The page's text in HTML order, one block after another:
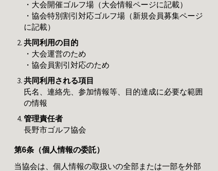
・大会開催ゴルフ場（大会情報ページに記載）
・協会特別割引対応ゴルフ場（新規会員募集ページ
に記載）
共同利用の目的
・大会運営のため
・協会員割引対応のため
共同利用される項目
氏名、連絡先、参加情報等、目的達成に必要な範囲
の情報
管理責任者
長野市ゴルフ協会
第6条（個人情報の委託）
当協会は、個人情報の取扱いの全部または一部を外部